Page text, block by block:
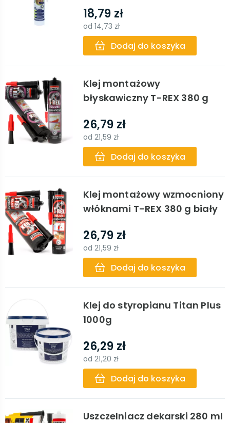
18,79 zł
od14,73 zł
Dodaj do koszyka
Klej montażowy
błyskawiczny T-REX 380 g
26,79 zł
od21,59 zł
Dodaj do koszyka
Klej montażowy wzmocniony
włóknami T-REX 380 g biały
26,79 zł
od21,59 zł
Dodaj do koszyka
Klej do styropianu Titan Plus
1000g
26,29 zł
od21,20 zł
Dodaj do koszyka
Uszczelniacz dekarski 280 ml